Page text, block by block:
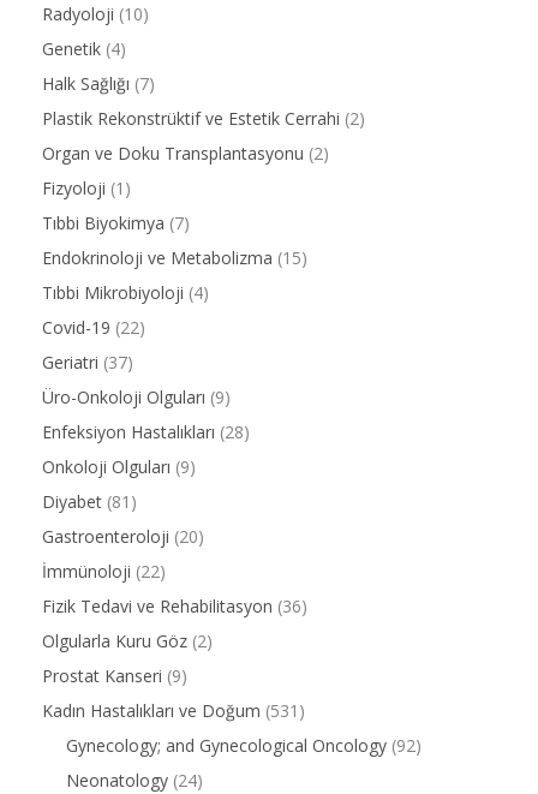
Radyoloji (10)
Genetik (4)
Halk Sağlığı (7)
Plastik Rekonstrüktif ve Estetik Cerrahi (2)
Organ ve Doku Transplantasyonu (2)
Fizyoloji (1)
Tıbbi Biyokimya (7)
Endokrinoloji ve Metabolizma (15)
Tıbbi Mikrobiyoloji (4)
Covid-19 (22)
Geriatri (37)
Üro-Onkoloji Olguları (9)
Enfeksiyon Hastalıkları (28)
Onkoloji Olguları (9)
Diyabet (81)
Gastroenteroloji (20)
İmmünoloji (22)
Fizik Tedavi ve Rehabilitasyon (36)
Olgularla Kuru Göz (2)
Prostat Kanseri (9)
Kadın Hastalıkları ve Doğum (531)
Gynecology; and Gynecological Oncology (92)
Neonatology (24)